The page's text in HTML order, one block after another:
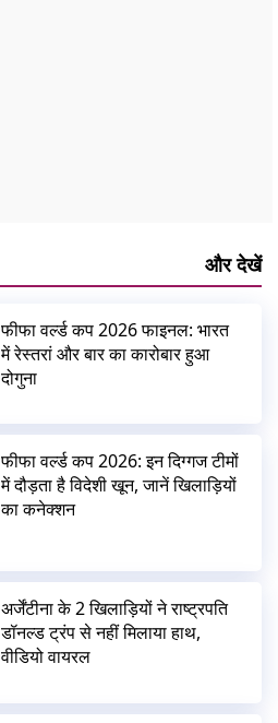
और देखें
फीफा वर्ल्ड कप 2026 फाइनल: भारत
में रेस्तरां और बार का कारोबार हुआ
दोगुना
फीफा वर्ल्ड कप 2026: इन दिग्गज टीमों
में दौड़ता है विदेशी खून, जानें खिलाड़ियों
का कनेक्शन
अर्जेंटीना के 2 खिलाड़ियों ने राष्ट्रपति
डॉनल्ड ट्रंप से नहीं मिलाया हाथ,
वीडियो वायरल